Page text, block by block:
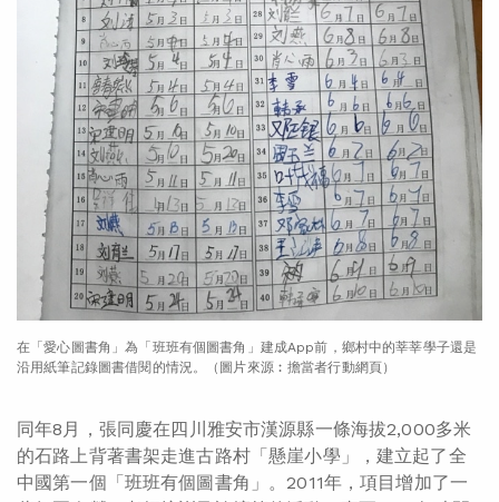
在「愛心圖書角」為「班班有個圖書角」建成App前，鄉村中的莘莘學子還是
沿用紙筆記錄圖書借閱的情況。（圖片來源︰擔當者行動網頁）
同年8月，張同慶在四川雅安市漢源縣一條海拔2,000多米
的石路上背著書架走進古路村「懸崖小學」，建立起了全
中國第一個「班班有個圖書角」。2011年，項目增加了一